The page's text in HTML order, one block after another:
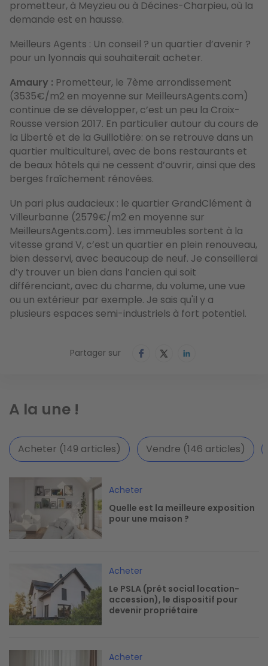
prometteur, à Meyzieu ou à Décines-Charpieu, où la
demande est en hausse.
Meilleurs Agents : Un conseil ? un quartier d’avenir ?
pour un lyonnais qui souhaiterait acheter.
Amaury : Prometteur, le 7ème arrondissement
(3535€/m2 en moyenne sur MeilleursAgents.com)
continue de se développer, c’est un peu la Croix-
Rousse version 2017. En particulier autour du cours de
la Liberté et de la Guillotière: on se retrouve dans un
quartier multiculturel, avec de bons restaurants et
de beaux hôtels qui ne cessent d’ouvrir, ainsi que des
berges fraîchement rénovées.
Un pari plus audacieux : le quartier GrandClément à
Villeurbanne (2579€/m2 en moyenne sur
MeilleursAgents.com). Les immeubles sortent à la
vitesse grand V, c’est un quartier en plein renouveau,
bien desservi, avec beaucoup de neuf. Je conseillerai
d’y trouver un bien dans l’ancien qui soit
différenciant, avec du charme, du volume, une vue
ou un extérieur par exemple. Je sais qu'il y a
plusieurs espaces semi-industriels à fort potentiel.
Partager sur
A la une !
Acheter (149 articles) Vendre (146 articles)
Image
Acheter
Quelle est la meilleure exposition
pour une maison ?
Acheter
Le PSLA (prêt social location-
accession), le dispositif pour
devenir propriétaire
Acheter